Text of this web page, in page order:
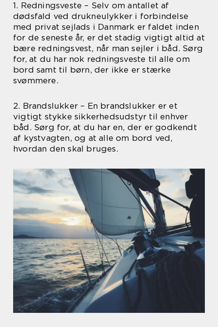
1. Redningsveste – Selv om antallet af
dødsfald ved drukneulykker i forbindelse
med privat sejlads i Danmark er faldet inden
for de seneste år, er det stadig vigtigt altid at
bære redningsvest, når man sejler i båd. Sørg
for, at du har nok redningsveste til alle om
bord samt til børn, der ikke er stærke
svømmere.
2. Brandslukker – En brandslukker er et
vigtigt stykke sikkerhedsudstyr til enhver
båd. Sørg for, at du har en, der er godkendt
af kystvagten, og at alle om bord ved,
hvordan den skal bruges.